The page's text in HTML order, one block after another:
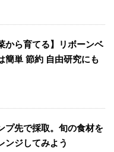
から育てる】リボーンベ
簡単 節約 自由研究にも
プ先で採取。旬の食材を
ンジしてみよう